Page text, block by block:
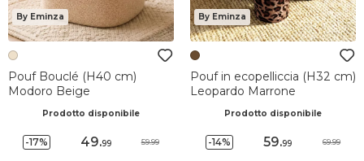
By Eminza
Pouf Bouclé (H40 cm)
Modoro Beige
Prodotto disponibile
-17% 49.99 59.99
By Eminza
Pouf in ecopelliccia (H32 cm)
Leopardo Marrone
Prodotto disponibile
-14% 59.99 69.99